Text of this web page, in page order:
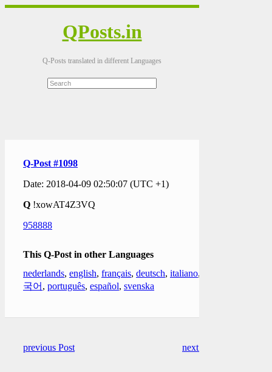
QPosts.in
Q-Posts translated in different Languages
Q-Post #1098
Date: 2018-04-09 02:50:07 (UTC +1)
Q !xowAT4Z3VQ
958888
This Q-Post in other Languages
nederlands, english, français, deutsch, italiano,
국어 , português, español, svenska
previous Post next Post